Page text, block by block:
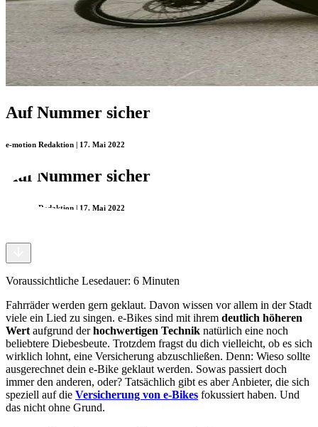
Auf Nummer sicher
e-motion Redaktion | 17. Mai 2022
Auf Nummer sicher
e-motion Redaktion | 17. Mai 2022
Voraussichtliche Lesedauer: 6 Minuten
Fahrräder werden gern geklaut. Davon wissen vor allem in der Stadt
viele ein Lied zu singen. e-Bikes sind mit ihrem deutlich höheren
Wert aufgrund derhochwertigen Technik natürlich eine noch
beliebtere Diebesbeute. Trotzdem fragst du dich vielleicht, ob es sich
wirklich lohnt, eine Versicherung abzuschließen. Denn: Wieso sollte
ausgerechnet dein e-Bike geklaut werden. Sowas passiert doch
immer den anderen, oder? Tatsächlich gibt es aber Anbieter, die sich
speziell auf die Versicherung von e-Bikes fokussiert haben. Und
das nicht ohne Grund.